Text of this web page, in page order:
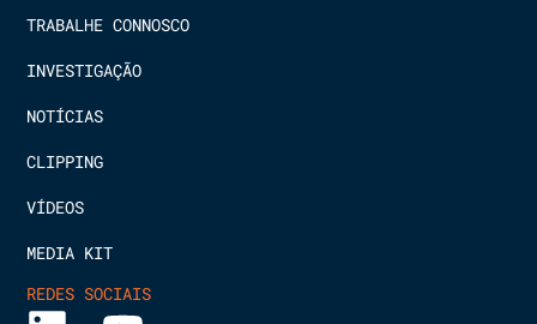
TRABALHE CONNOSCO
INVESTIGAÇÃO
NOTÍCIAS
CLIPPING
VÍDEOS
MEDIA KIT
REDES SOCIAIS